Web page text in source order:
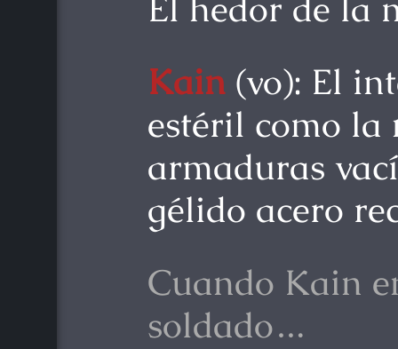
El hedor de la
Kain (vo): El
estéril como la
armaduras
gélido acero
Cuando Kain
soldado…